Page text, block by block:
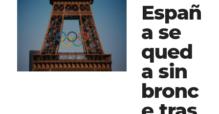
Españ
a se
qued
a sin
bronc